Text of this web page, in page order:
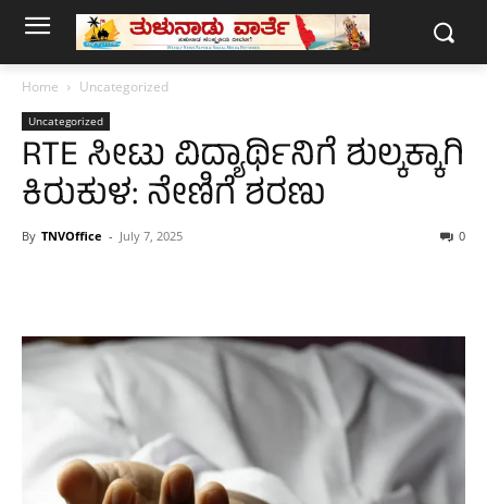
Home Uncategorized
Uncategorized
RTE ಸೀಟು ವಿದ್ಯಾರ್ಥಿನಿಗೆ ಶುಲ್ಕಕ್ಕಾಗಿ
ಕಿರುಕುಳ: ನೇಣಿಗೆ ಶರಣು
By TNVOffice - July 7, 2025 0